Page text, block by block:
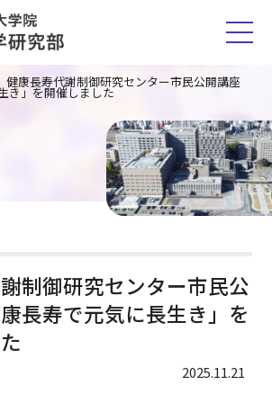
健康長寿代謝制御研究センター市民公開講座
き」を開催しました
制御研究センター市民公
長寿で元気に長生き」を
2025.11.21